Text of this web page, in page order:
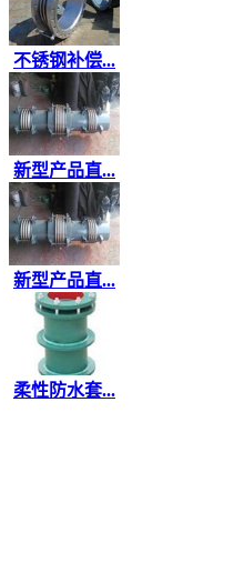
不锈钢补偿...
新型产品直...
新型产品直...
柔性防水套...